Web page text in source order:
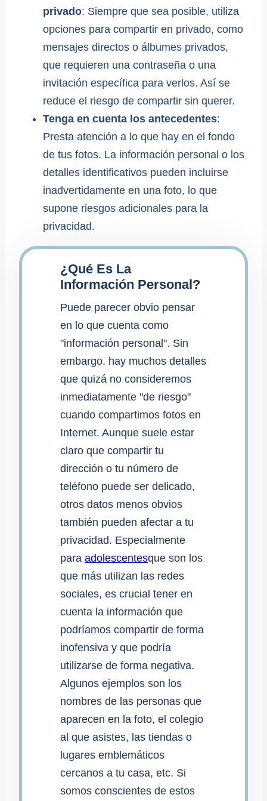
privado: Siempre que sea posible, utiliza
opciones para compartir en privado, como
mensajes directos o álbumes privados,
que requieren una contraseña o una
invitación específica para verlos. Así se
reduce el riesgo de compartir sin querer.
Tenga en cuenta los antecedentes:
Presta atención a lo que hay en el fondo
de tus fotos. La información personal o los
detalles identificativos pueden incluirse
inadvertidamente en una foto, lo que
supone riesgos adicionales para la
privacidad.
¿Qué Es La
Información Personal?
Puede parecer obvio pensar
en lo que cuenta como
"información personal". Sin
embargo, hay muchos detalles
que quizá no consideremos
inmediatamente "de riesgo"
cuando compartimos fotos en
Internet. Aunque suele estar
claro que compartir tu
dirección o tu número de
teléfono puede ser delicado,
otros datos menos obvios
también pueden afectar a tu
privacidad. Especialmente
para adolescentesque son los
que más utilizan las redes
sociales, es crucial tener en
cuenta la información que
podríamos compartir de forma
inofensiva y que podría
utilizarse de forma negativa.
Algunos ejemplos son los
nombres de las personas que
aparecen en la foto, el colegio
al que asistes, las tiendas o
lugares emblemáticos
cercanos a tu casa, etc. Si
somos conscientes de estos